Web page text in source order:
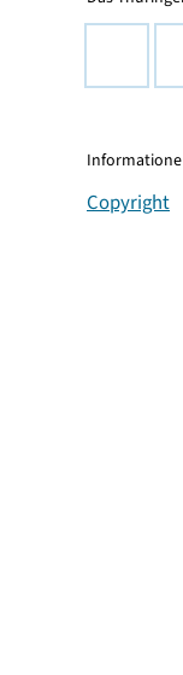
Copyright